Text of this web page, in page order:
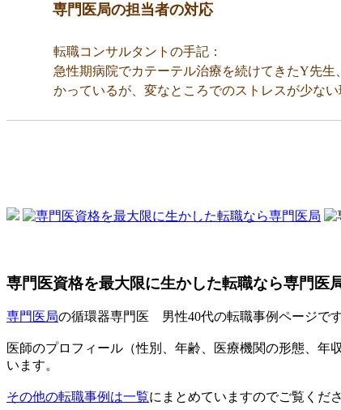
専門医局の担当者の対応
転職コンサルタントの手記：
急性期病院でカテーテル治療を続けてきたY先
かっているが、変なところでのストレスが少な
専門医資格を最大限に生かした転職なら専門医
専門医局の循環器専門医 男性40代の転職事例ページです
医師のプロフィール（性別、年齢、医療機関の形態、年
います。
その他の転職事例は一覧にまとめていますのでご覧くださ